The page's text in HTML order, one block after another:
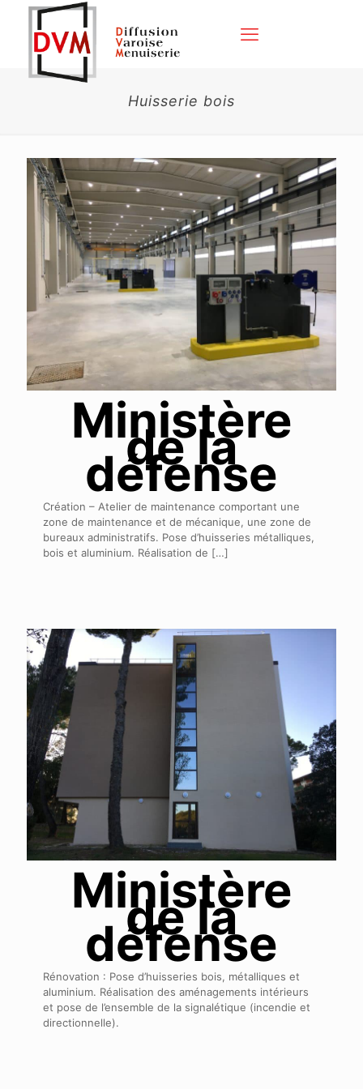
Huisserie bois
Ministère
de la
défense
Création – Atelier de maintenance comportant une
zone de maintenance et de mécanique, une zone de
bureaux administratifs. Pose d’huisseries métalliques,
bois et aluminium. Réalisation de […]
Ministère
de la
défense
Rénovation : Pose d’huisseries bois, métalliques et
aluminium. Réalisation des aménagements intérieurs
et pose de l’ensemble de la signalétique (incendie et
directionnelle).